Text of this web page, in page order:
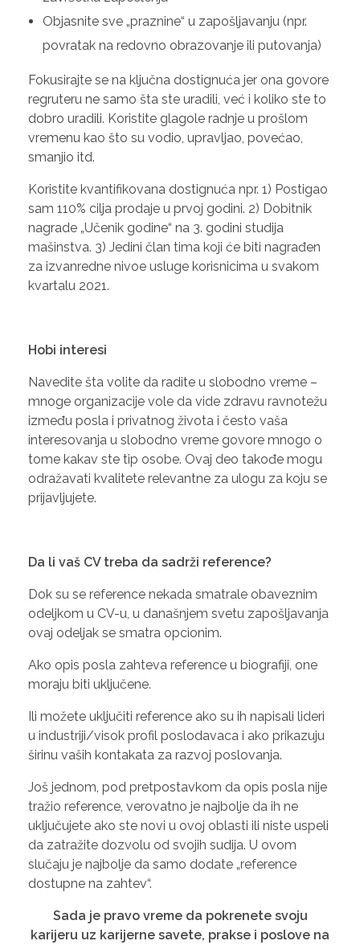
Objasnite sve „praznine“ u zapošljavanju (npr.
povratak na redovno obrazovanje ili putovanja)
Fokusirajte se na ključna dostignuća jer ona govore
regruteru ne samo šta ste uradili, već i koliko ste to
dobro uradili. Koristite glagole radnje u prošlom
vremenu kao što su vodio, upravljao, povećao,
smanjio itd.
Koristite kvantifikovana dostignuća npr. 1) Postigao
sam 110% cilja prodaje u prvoj godini. 2) Dobitnik
nagrade „Učenik godine“ na 3. godini studija
mašinstva. 3) Jedini član tima koji će biti nagrađen
za izvanredne nivoe usluge korisnicima u svakom
kvartalu 2021.
Hobi interesi
Navedite šta volite da radite u slobodno vreme –
mnoge organizacije vole da vide zdravu ravnotežu
između posla i privatnog života i često vaša
interesovanja u slobodno vreme govore mnogo o
tome kakav ste tip osobe. Ovaj deo takođe mogu
odražavati kvalitete relevantne za ulogu za koju se
prijavljujete.
Da li vaš CV treba da sadrži reference?
Dok su se reference nekada smatrale obaveznim
odeljkom u CV-u, u današnjem svetu zapošljavanja
ovaj odeljak se smatra opcionim.
Ako opis posla zahteva reference u biografiji, one
moraju biti uključene.
Ili možete uključiti reference ako su ih napisali lideri
u industriji/visok profil poslodavaca i ako prikazuju
širinu vaših kontakata za razvoj poslovanja.
Još jednom, pod pretpostavkom da opis posla nije
tražio reference, verovatno je najbolje da ih ne
uključujete ako ste novi u ovoj oblasti ili niste uspeli
da zatražite dozvolu od svojih sudija. U ovom
slučaju je najbolje da samo dodate „reference
dostupne na zahtev“.
Sada je pravo vreme da pokrenete svoju
karijeru uz karijerne savete, prakse i poslove na